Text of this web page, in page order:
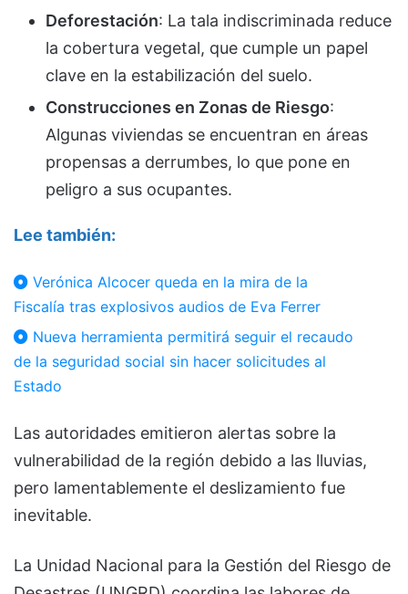
Deforestación: La tala indiscriminada reduce
la cobertura vegetal, que cumple un papel
clave en la estabilización del suelo.
Construcciones en Zonas de Riesgo:
Algunas viviendas se encuentran en áreas
propensas a derrumbes, lo que pone en
peligro a sus ocupantes.
Lee también:
Verónica Alcocer queda en la mira de la
Fiscalía tras explosivos audios de Eva Ferrer
Nueva herramienta permitirá seguir el recaudo
de la seguridad social sin hacer solicitudes al
Estado
Las autoridades emitieron alertas sobre la
vulnerabilidad de la región debido a las lluvias,
pero lamentablemente el deslizamiento fue
inevitable.
La Unidad Nacional para la Gestión del Riesgo de